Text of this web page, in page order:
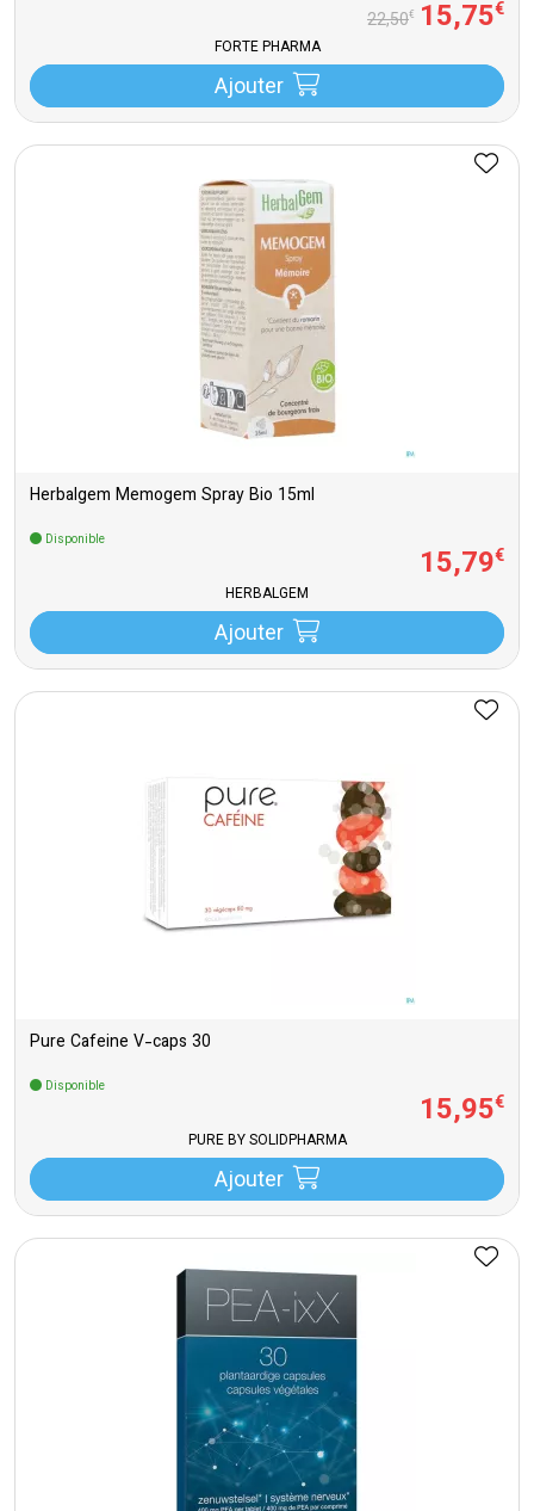
22,50€ 15,75€
FORTÉ PHARMA
Ajouter
Herbalgem Memogem Spray Bio 15ml
Disponible
15,79€
HERBALGEM
Ajouter
Pure Cafeine V-caps 30
Disponible
15,95€
PURE BY SOLIDPHARMA
Ajouter